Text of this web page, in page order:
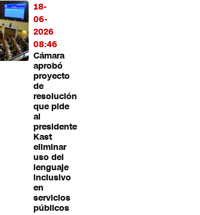
18-
06-
2026
08:46
Cámara
aprobó
proyecto
de
resolución
que pide
al
presidente
Kast
eliminar
uso del
lenguaje
inclusivo
en
servicios
públicos